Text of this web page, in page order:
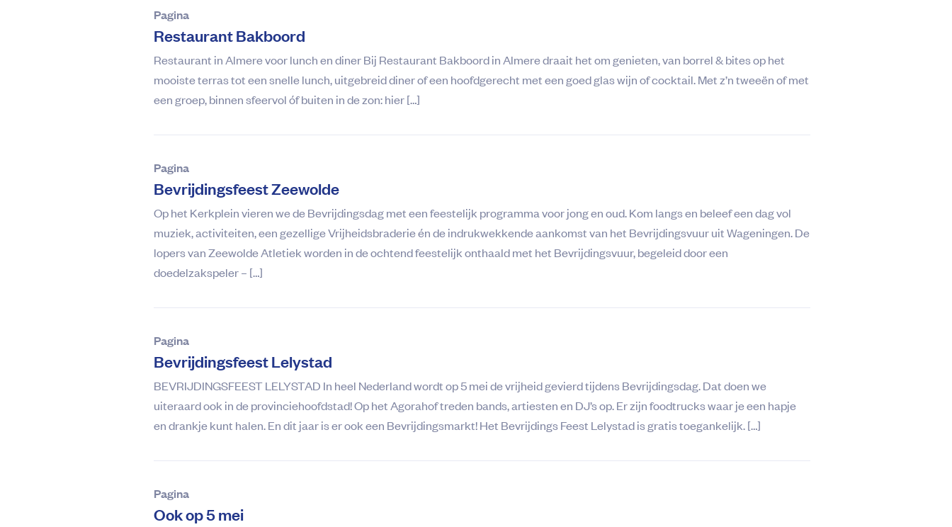
Pagina
Restaurant Bakboord
Restaurant in Almere voor lunch en diner Bij Restaurant Bakboord in Almere draait het om genieten, van borrel & bites op het
mooiste terras tot een snelle lunch, uitgebreid diner of een hoofdgerecht met een goed glas wijn of cocktail. Met z’n tweeën of met
een groep, binnen sfeervol óf buiten in de zon: hier […]
Pagina
Bevrijdingsfeest Zeewolde
Op het Kerkplein vieren we de Bevrijdingsdag met een feestelijk programma voor jong en oud. Kom langs en beleef een dag vol
muziek, activiteiten, een gezellige Vrijheidsbraderie én de indrukwekkende aankomst van het Bevrijdingsvuur uit Wageningen. De
lopers van Zeewolde Atletiek worden in de ochtend feestelijk onthaald met het Bevrijdingsvuur, begeleid door een
doedelzakspeler – […]
Pagina
Bevrijdingsfeest Lelystad
BEVRIJDINGSFEEST LELYSTAD In heel Nederland wordt op 5 mei de vrijheid gevierd tijdens Bevrijdingsdag. Dat doen we
uiteraard ook in de provinciehoofdstad! Op het Agorahof treden bands, artiesten en DJ’s op. Er zijn foodtrucks waar je een hapje
en drankje kunt halen. En dit jaar is er ook een Bevrijdingsmarkt! Het Bevrijdings Feest Lelystad is gratis toegankelijk. […]
Pagina
Ook op 5 mei